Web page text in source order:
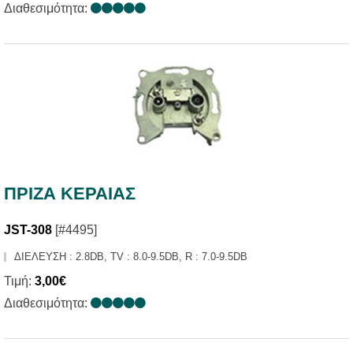
Διαθεσιμότητα:
ΠΡΙΖΑ ΚΕΡΑΙΑΣ
JST-308 [#4495]
ΔΙΕΛΕΥΣΗ : 2.8DB, TV : 8.0-9.5DB, R : 7.0-9.5DB
Τιμή: 3,00€
Διαθεσιμότητα: